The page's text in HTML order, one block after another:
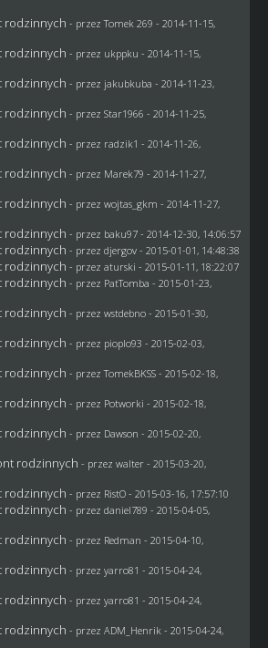
rodzinnych - przezTomek 269 - 2014-11-15,
rodzinnych - przez ukppku - 2014-11-15,
rodzinnych - przez jakubkuba - 2014-11-23,
rodzinnych - przez Star1966 - 2014-11-25,
rodzinnych - przez radzik1 - 2014-11-26,
rodzinnych - przez Marek79 - 2014-11-27,
rodzinnych - przez wojtas_gkm - 2014-11-27,
rodzinnych - przez baku97- 2014-12-30, 14:06:57
rodzinnych - przez djergov- 2015-01-01, 14:48:38
rodzinnych - przez aturski - 2015-01-11, 18:22:07
rodzinnych - przez PatTomba - 2015-01-23,
rodzinnych - przez wstdebno- 2015-01-30,
rodzinnych - przez pioplo93 - 2015-02-03,
rodzinnych - przezTomekBKSS- 2015-02-18,
rodzinnych - przez Potworki - 2015-02-18,
rodzinnych - przez Dawson - 2015-02-20,
rodzinnych - przez walter- 2015-03-20,
rodzinnych - przez RistO- 2015-03-16, 17:57:10
rodzinnych - przez daniel789 - 2015-04-05,
rodzinnych - przez Redman - 2015-04-10,
rodzinnych - przez yarro81 - 2015-04-24,
rodzinnych - przez yarro81 - 2015-04-24,
rodzinnych - przez ADM_Henrik- 2015-04-24,